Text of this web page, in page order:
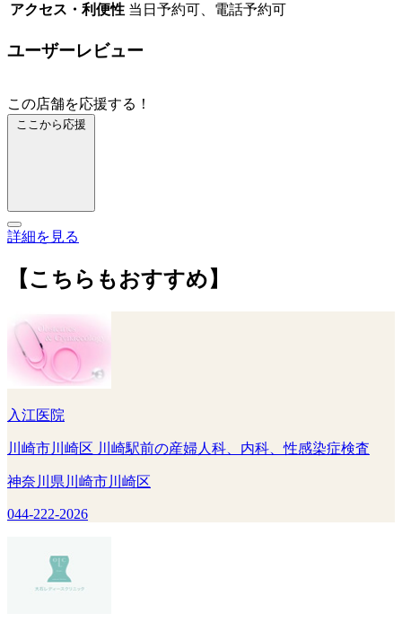
アクセス・利便性 当日予約可、電話予約可
ユーザーレビュー
この店舗を応援する！
ここから応援
詳細を見る
【こちらもおすすめ】
入江医院
川崎市川崎区 川崎駅前の産婦人科、内科、性感染症検査
神奈川県川崎市川崎区
044-222-2026